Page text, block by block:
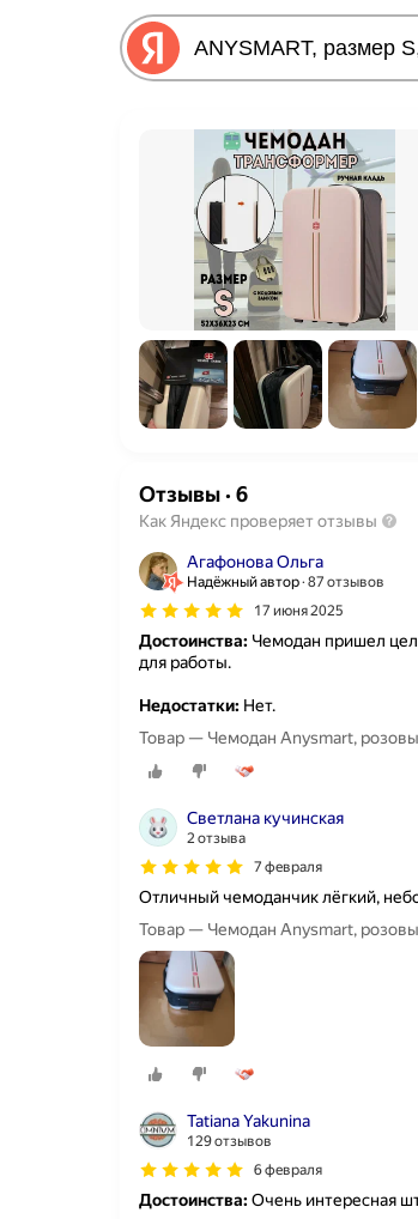
Отзывы· 6
Как Яндекс проверяет отзывы
Агафонова Ольга
Надёжный автор 87 отзывов
17 июня 2025
Достоинства: Чемодан пришел
для работы.
Недостатки: Нет.
Товар — Чемодан Anysmart,
Светлана кучинская
2 отзыва
7 февраля
Отличный чемоданчик лёгкий,
Товар — Чемодан Anysmart,
Tatiana Yakunina
129 отзывов
6 февраля
Достоинства:Очень интересная